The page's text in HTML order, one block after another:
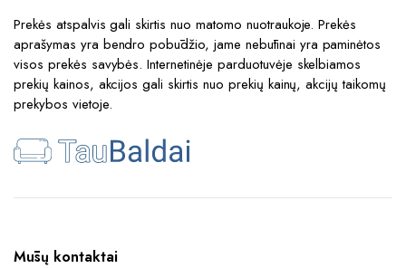
Prekės atspalvis gali skirtis nuo matomo nuotraukoje. Prekės
aprašymas yra bendro pobūdžio, jame nebūtinai yra paminėtos
visos prekės savybės. Internetinėje parduotuvėje skelbiamos
prekių kainos, akcijos gali skirtis nuo prekių kainų, akcijų taikomų
prekybos vietoje.
Mūsų kontaktai